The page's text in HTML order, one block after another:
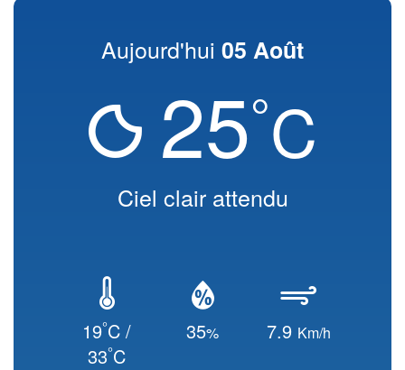
Aujourd'hui 05 Août
25°C
Ciel clair attendu
19°C /
33°C
35% 7.9 Km/h